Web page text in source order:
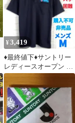
¥3,419
♦最終値下♦サントリー
レディースオープン 宮
里藍 ポロシャツ 半袖
メンズ L